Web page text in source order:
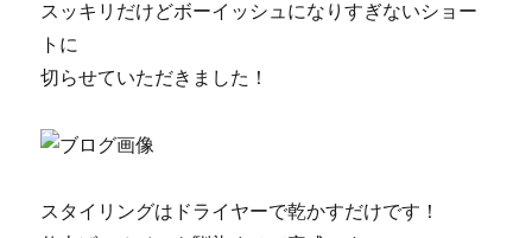
スッキリだけどボーイッシュになりすぎないショー
トに
切らせていただきました！
スタイリングはドライヤーで乾かすだけです！